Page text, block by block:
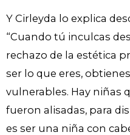
Y Cirleyda lo explica
“Cuando tú inculcas
rechazo de la estética
ser lo que eres,
vulnerables. Hay niñas
fueron alisadas, para
es ser una niña con